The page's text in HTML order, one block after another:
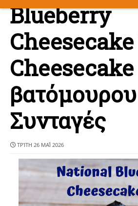
Blueberry
Cheesecake
βατόμουρου
Συνταγές
ΤΡΊΤΗ 26 ΜΑΪ́ 2026